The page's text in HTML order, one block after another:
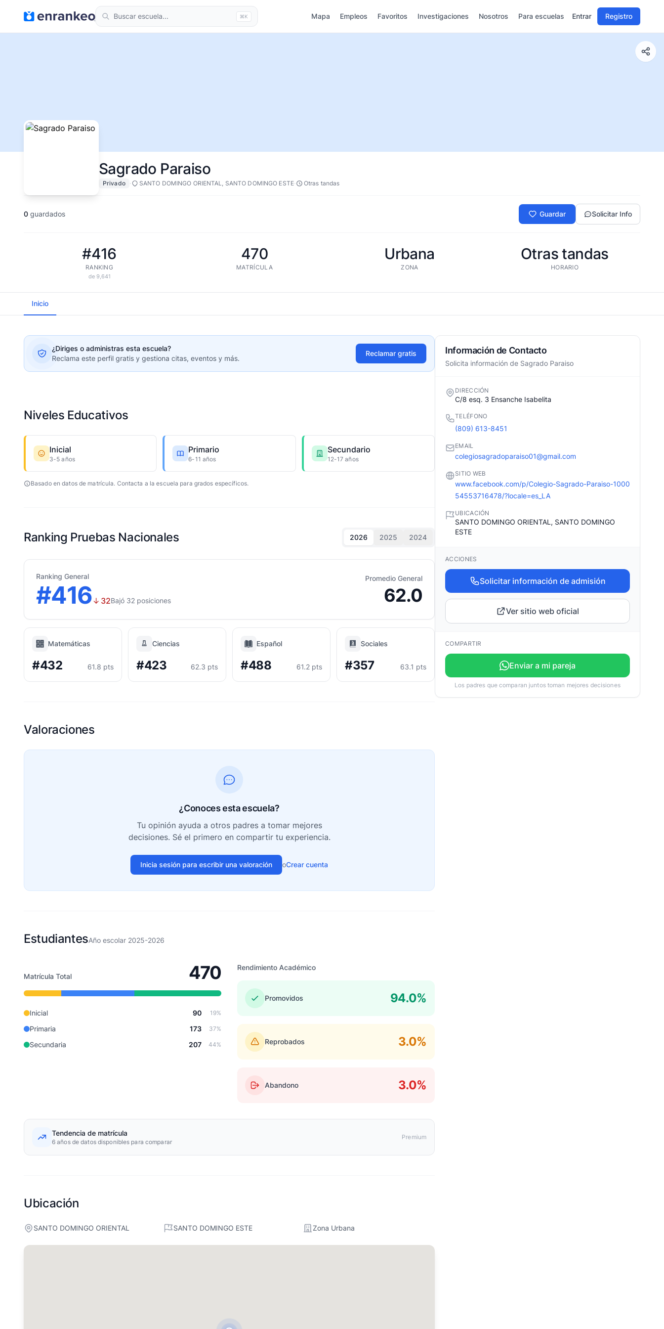
⌘K Mapa Empleos Favoritos Investigaciones Nosotros Para escuelas Entrar Registro
Sagrado Paraiso
Privado · SANTO DOMINGO ORIENTAL, SANTO DOMINGO ESTE· Otras tandas
0 guardados Guardar Solicitar Info
#416
RANKING
de 9,641
470
MATRÍCULA
Urbana
ZONA
Otras tandas
HORARIO
Inicio
¿Diriges o administras esta escuela?
Reclama este perfil gratis y gestiona citas, eventos y más.
Reclamar gratis
Niveles Educativos
Inicial
3-5 años
Primario
6-11 años
Secundario
12-17 años
Basado en datos de matrícula. Contacta a la escuela para grados específicos.
Ranking Pruebas Nacionales 2026 2025 2024
Ranking General
#416↓ 32Bajó 32 posiciones
Promedio General
62.0
Matemáticas
#432 61.8 pts
Ciencias
#423 62.3 pts
Español
#488 61.2 pts
Sociales
#357 63.1 pts
Valoraciones
¿Conoces esta escuela?
Tu opinión ayuda a otros padres a tomar mejores
decisiones. Sé el primero en compartir tu experiencia.
Inicia sesión para escribir una valoración oCrear cuenta
EstudiantesAño escolar 2025-2026
Matrícula Total 470
Inicial 90 19%
Primaria 173 37%
Secundaria 207 44%
Rendimiento Académico
Promovidos 94.0%
Reprobados 3.0%
Abandono 3.0%
Tendencia de matrícula
6 años de datos disponibles para comparar
Premium
Ubicación
SANTO DOMINGO ORIENTAL SANTO DOMINGO ESTE Zona Urbana
Información de Contacto
Solicita información de Sagrado Paraiso
DIRECCIÓN
C/8 esq. 3 Ensanche Isabelita
TELÉFONO
(809) 613-8451
EMAIL
colegiosagradoparaiso01@gmail.com
SITIO WEB
www.facebook.com/p/Colegio-Sagrado-Paraiso-1000
54553716478/?locale=es_LA
UBICACIÓN
SANTO DOMINGO ORIENTAL, SANTO DOMINGO
ESTE
ACCIONES
Solicitar información de admisión
Ver sitio web oficial
COMPARTIR
Enviar a mi pareja
Los padres que comparan juntos toman mejores decisiones